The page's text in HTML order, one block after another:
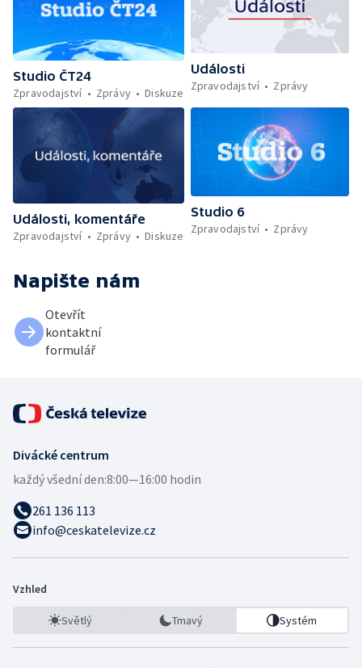
Studio ČT24
Zpravodajství
Zprávy Diskuze
Události
Zpravodajství
Zprávy
Události, komentáře
Zpravodajství
Zprávy Diskuze
Studio 6
Zpravodajství
Zprávy
Napište nám
Otevřít
kontaktní
formulář
Divácké centrum
každý všední den:8:00—16:00 hodin
261 136 113
info@ceskatelevize.cz
Vzhled
Světlý Tmavý Systém